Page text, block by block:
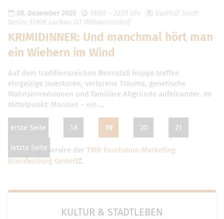
05. Dezember 2025 19:00 – 22:15 Uhr
Gasthof Stadt
Berlin, 15926 Luckau OT Wittmannsdorf
KRIMIDINNER: Und manchmal hört man
ein Wiehern im Wind
Auf dem traditionsreichen Rennstall Hoppe treffen
ehrgeizige Investoren, verlorene Träume, genetische
Wahnsinnsvisionen und familiäre Abgründe aufeinander. Im
Mittelpunkt: Monsun – ein …
erste Seite 18 19 20 21
letzte Seite
Dies ist ein Service der TMB Tourismus-Marketing
Brandenburg GmbH
.
KULTUR & STADTLEBEN